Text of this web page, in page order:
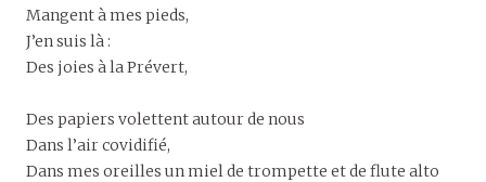
Mangent à mes pieds,
J’en suis là :
Des joies à la Prévert,
Des papiers volettent autour de nous
Dans l’air covidifié,
Dans mes oreilles un miel de trompette et de flute alto